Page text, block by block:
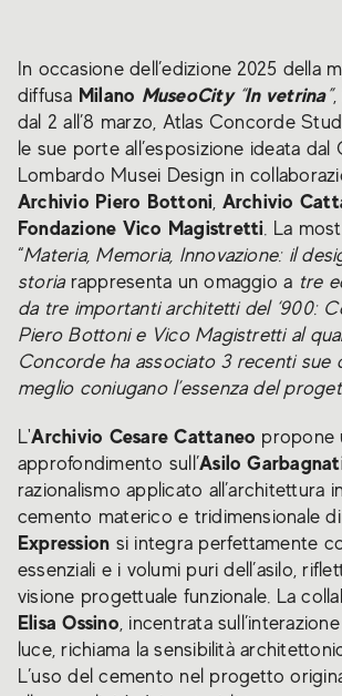
In occasione dell’edizione 2025 della
diffusa Milano MuseoCity“In vetrina”,
dal 2 all’8 marzo, Atlas Concorde
le sue porte all’esposizione ideata dal
Lombardo Musei Design in
Archivio Piero Bottoni, Archivio
Fondazione Vico Magistretti. La
“Materia, Memoria, Innovazione: il
storiarappresenta un omaggio a tre
da tre importanti architetti del ‘900:
Piero Bottoni e Vico Magistretti al
Concorde ha associato 3 recenti sue
meglio coniugano l’essenza del
L'Archivio Cesare Cattaneo propone
approfondimento sull’Asilo
razionalismo applicato all’architettura
cemento materico e tridimensionale di
Expression si integra perfettamente
essenziali e i volumi puri dell’asilo,
visione progettuale funzionale. La
Elisa Ossino, incentrata
luce, richiama la sensibilità
L’uso del cemento nel progetto